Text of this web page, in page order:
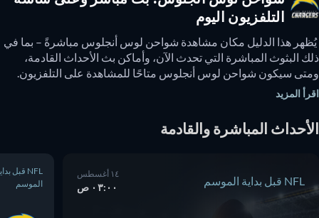
التلفزيون اليوم
يُظهر هذا الدليل مكان مشاهدة شواحن لوس أنجلوس مباشرةً – بما في
ذلك البثوث المباشرة التي تحدث الآن، وأماكن بث الأحداث القادمة،
ومتى سيكون شواحن لوس أنجلوس متاحًا للمشاهدة على التلفزيون.
عبر الإنترنت مجانًا.
المزيد
المباشرة والقادمة
NFL قبل بداية الموسم ٠٣:٠٠ ص
NFL قبل بداية
الموسم